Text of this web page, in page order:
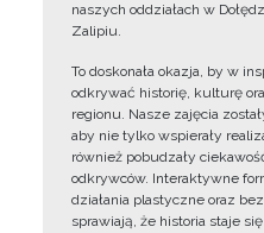
naszych oddziałach w
Zalipiu.
To doskonała okazja, by w
odkrywać historię, kulturę
regionu. Nasze zajęcia
aby nie tylko wspierały
również pobudzały
odkrywców. Interaktywne
działania plastyczne oraz
sprawiają, że historia staje